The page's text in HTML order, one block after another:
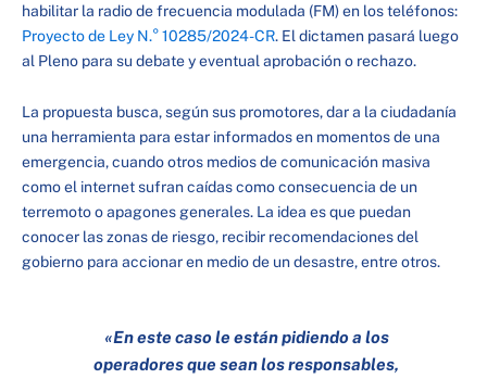
habilitar la radio de frecuencia modulada (FM) en los teléfonos:
Proyecto de Ley N.° 10285/2024-CR. El dictamen pasará luego
al Pleno para su debate y eventual aprobación o rechazo.
La propuesta busca, según sus promotores, dar a la ciudadanía
una herramienta para estar informados en momentos de una
emergencia, cuando otros medios de comunicación masiva
como el internet sufran caídas como consecuencia de un
terremoto o apagones generales. La idea es que puedan
conocer las zonas de riesgo, recibir recomendaciones del
gobierno para accionar en medio de un desastre, entre otros.
«En este caso le están pidiendo a los
operadores que sean los responsables,